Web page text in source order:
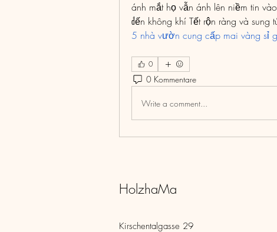
ánh mắt họ vẫn ánh lên niềm tin
đến không khí Tết rộn ràng và
5 nhà vườn cung cấp mai vàng sỉ
0
0 Kommentare
Write a comment...
HolzhaMa
Kirschentalgasse 29